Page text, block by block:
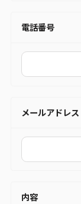
電話番号
メールアドレス
内容